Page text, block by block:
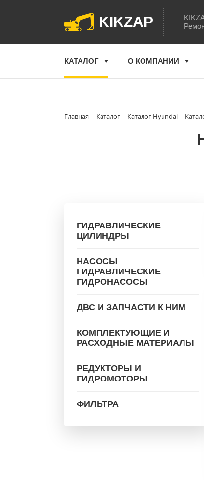
KIKZAP
КАТАЛОГ О КОМПАНИИ
Главная Каталог Каталог Hyundai
ГИДРАВЛИЧЕСКИЕ
ЦИЛИНДРЫ
НАСОСЫ
ГИДРАВЛИЧЕСКИЕ
ГИДРОНАСОСЫ
ДВС И ЗАПЧАСТИ К НИМ
КОМПЛЕКТУЮЩИЕ И
РАСХОДНЫЕ МАТЕРИАЛЫ
РЕДУКТОРЫ И
ГИДРОМОТОРЫ
ФИЛЬТРА